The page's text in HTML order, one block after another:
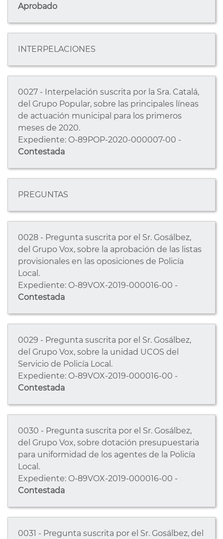
Aprobado
INTERPELACIONES
0027 - Interpelación suscrita por la Sra. Catalá,
del Grupo Popular, sobre las principales líneas
de actuación municipal para los primeros
meses de 2020.
Expediente: O-89POP-2020-000007-00 -
Contestada
PREGUNTAS
0028 - Pregunta suscrita por el Sr. Gosálbez,
del Grupo Vox, sobre la aprobación de las listas
provisionales en las oposiciones de Policía
Local.
Expediente: O-89VOX-2019-000016-00 -
Contestada
0029 - Pregunta suscrita por el Sr. Gosálbez,
del Grupo Vox, sobre la unidad UCOS del
Servicio de Policía Local.
Expediente: O-89VOX-2019-000016-00 -
Contestada
0030 - Pregunta suscrita por el Sr. Gosálbez,
del Grupo Vox, sobre dotación presupuestaria
para uniformidad de los agentes de la Policía
Local.
Expediente: O-89VOX-2019-000016-00 -
Contestada
0031 - Pregunta suscrita por el Sr. Gosálbez, del